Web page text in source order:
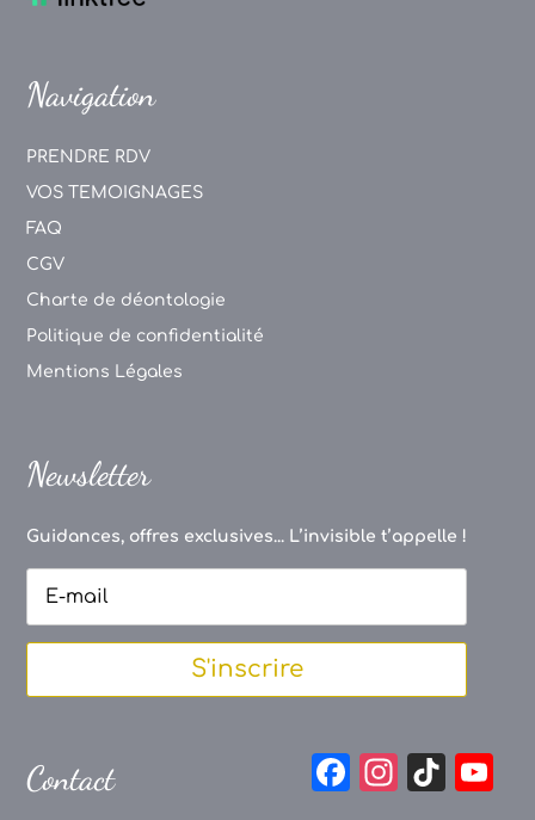
Navigation
PRENDRE RDV
VOS TEMOIGNAGES
FAQ
CGV
Charte de déontologie
Politique de confidentialité
Mentions Légales
Newsletter
Guidances, offres exclusives... L’invisible t’appelle !
S'inscrire
Contact
F
In Ti